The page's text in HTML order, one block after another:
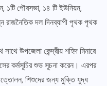
১টি পৌরসভা, ১৪ টি ইউনিয়ন,
রাজনৈতিক দল দিনব্যাপী পৃথক পৃথক
উপজেলা কেন্দ্রীয় শহিদ মিনারে
কর্মসূচির শুভ সূচনা করেন। এরপর
শিশুদের জন্য মুক্তি যুদ্ধ